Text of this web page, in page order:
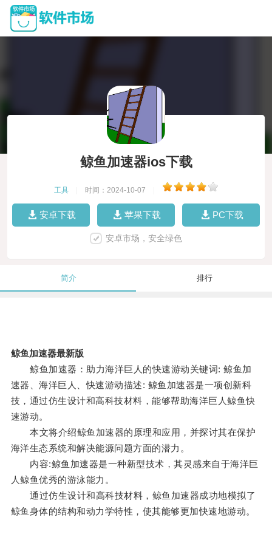
鲸鱼加速器ios下载
工具 时间：2024-10-07
安卓下载 苹果下载 PC下载
安卓市场，安全绿色
简介 排行
鲸鱼加速器最新版
鲸鱼加速器：助力海洋巨人的快速游动关键词: 鲸鱼加
速器、海洋巨人、快速游动描述: 鲸鱼加速器是一项创新科
技，通过仿生设计和高科技材料，能够帮助海洋巨人鲸鱼快
速游动。
本文将介绍鲸鱼加速器的原理和应用，并探讨其在保护
海洋生态系统和解决能源问题方面的潜力。
内容:鲸鱼加速器是一种新型技术，其灵感来自于海洋巨
人鲸鱼优秀的游泳能力。
通过仿生设计和高科技材料，鲸鱼加速器成功地模拟了
鲸鱼身体的结构和动力学特性，使其能够更加快速地游动。